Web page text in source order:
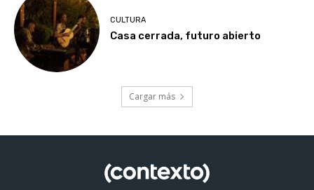
CULTURA
Casa cerrada, futuro abierto
Cargar más